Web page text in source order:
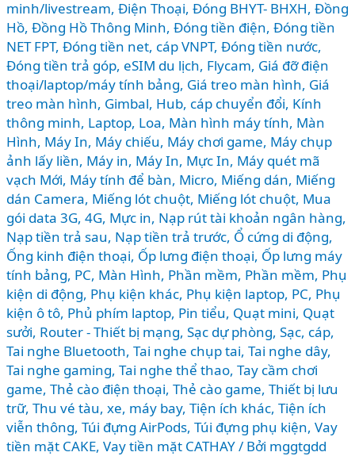
minh/livestream, Điện Thoại, Đóng BHYT- BHXH, Đồng
Hồ, Đồng Hồ Thông Minh, Đóng tiền điện, Đóng tiền
NET FPT, Đóng tiền net, cáp VNPT, Đóng tiền nước,
Đóng tiền trả góp, eSIM du lịch, Flycam, Giá đỡ điện
thoại/laptop/máy tính bảng, Giá treo màn hình, Giá
treo màn hình, Gimbal, Hub, cáp chuyển đổi, Kính
thông minh, Laptop, Loa, Màn hình máy tính, Màn
Hình, Máy In, Máy chiếu, Máy chơi game, Máy chụp
ảnh lấy liền, Máy in, Máy In, Mực In, Máy quét mã
vạch Mới, Máy tính để bàn, Micro, Miếng dán, Miếng
dán Camera, Miếng lót chuột, Miếng lót chuột, Mua
gói data 3G, 4G, Mực in, Nạp rút tài khoản ngân hàng,
Nạp tiền trả sau, Nạp tiền trả trước, Ổ cứng di động,
Ống kinh điện thoại, Ốp lưng điện thoại, Ốp lưng máy
tính bảng, PC, Màn Hình, Phần mềm, Phần mềm, Phụ
kiện di động, Phụ kiện khác, Phụ kiện laptop, PC, Phụ
kiện ô tô, Phủ phím laptop, Pin tiểu, Quạt mini, Quạt
sưởi, Router - Thiết bị mạng, Sạc dự phòng, Sạc, cáp,
Tai nghe Bluetooth, Tai nghe chụp tai, Tai nghe dây,
Tai nghe gaming, Tai nghe thể thao, Tay cầm chơi
game, Thẻ cào điện thoại, Thẻ cào game, Thiết bị lưu
trữ, Thu vé tàu, xe, máy bay, Tiện ích khác, Tiện ích
viễn thông, Túi đựng AirPods, Túi đựng phụ kiện, Vay
tiền mặt CAKE, Vay tiền mặt CATHAY/ Bởi mggtgdd